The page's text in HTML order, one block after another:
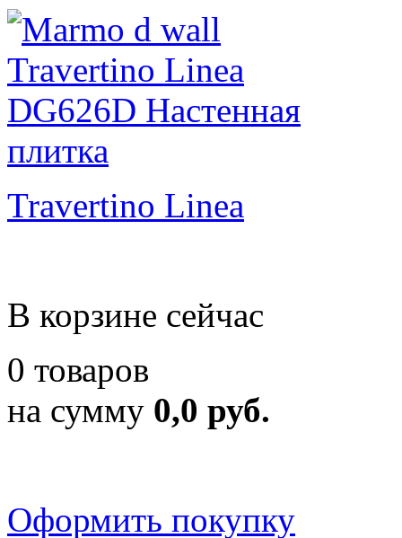
Travertino Linea
В корзине сейчас
0 товаров
на сумму 0,0 руб.
Оформить покупку